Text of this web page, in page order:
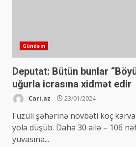
Gündəm
Deputat: Bütün bunlar
uğurla icrasına xidmət edir
Cari.az 23/01/2024
Füzuli şəhərinə növbəti köç
yola düşüb. Daha 30 ailə – 106
yuvasına...